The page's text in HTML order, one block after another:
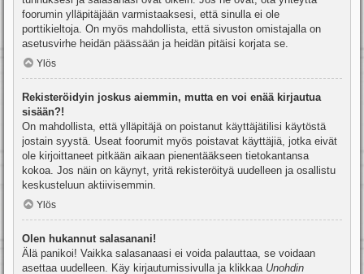
foorumin ylläpitäjään varmistaaksesi, että sinulla ei ole
porttikieltoja. On myös mahdollista, että sivuston omistajalla on
asetusvirhe heidän päässään ja heidän pitäisi korjata se.
Ylös
Rekisteröidyin joskus aiemmin, mutta en voi enää kirjautua
sisään?!
On mahdollista, että ylläpitäjä on poistanut käyttäjätilisi käytöstä
jostain syystä. Useat foorumit myös poistavat käyttäjiä, jotka eivät
ole kirjoittaneet pitkään aikaan pienentääkseen tietokantansa
kokoa. Jos näin on käynyt, yritä rekisteröityä uudelleen ja osallistu
keskusteluun aktiivisemmin.
Ylös
Olen hukannut salasanani!
Älä panikoi! Vaikka salasanaasi ei voida palauttaa, se voidaan
asettaa uudelleen. Käy kirjautumissivulla ja klikkaa Unohdin